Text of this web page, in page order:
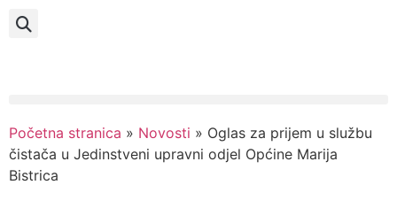
Početna stranica » Novosti » Oglas za prijem u službu
čistača u Jedinstveni upravni odjel Općine Marija
Bistrica